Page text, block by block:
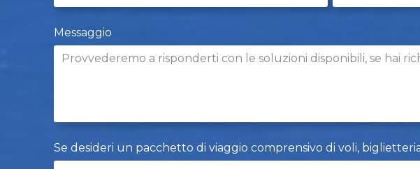
Messaggio
Se desideri un pacchetto di viaggio comprensivo di voli,